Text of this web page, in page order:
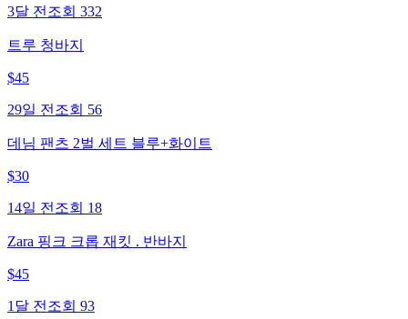
3달 전 조회 332
트루 청바지
$45
29일 전 조회 56
데님 팬츠 2벌 세트 블루+화이트
$30
14일 전 조회 18
Zara 핑크 크롭 재킷 . 반바지
$45
1달 전 조회 93